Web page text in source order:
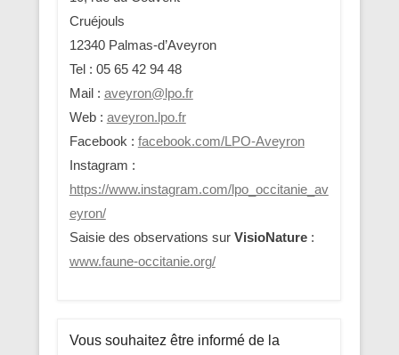
Cruéjouls
12340 Palmas-d’Aveyron
Tel : 05 65 42 94 48
Mail : aveyron@lpo.fr
Web : aveyron.lpo.fr
Facebook : facebook.com/LPO-Aveyron
Instagram :
https://www.instagram.com/lpo_occitanie_av
eyron/
Saisie des observations sur VisioNature:
www.faune-occitanie.org/
Vous souhaitez être informé de la